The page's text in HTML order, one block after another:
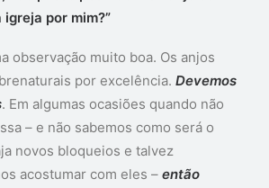
por mim?”
observação muito boa. Os anjos
por excelência. Devemos
. Em algumas ocasiões quando não
– e não sabemos como será o
novos bloqueios e talvez
acostumar com eles – então